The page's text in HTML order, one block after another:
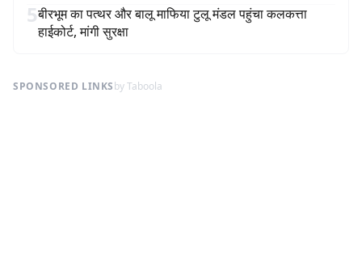
5बीरभूम का पत्थर और बालू माफिया टुलू मंडल पहुंचा कलकत्ता
हाईकोर्ट, मांगी सुरक्षा
SPONSORED LINKSby Taboola